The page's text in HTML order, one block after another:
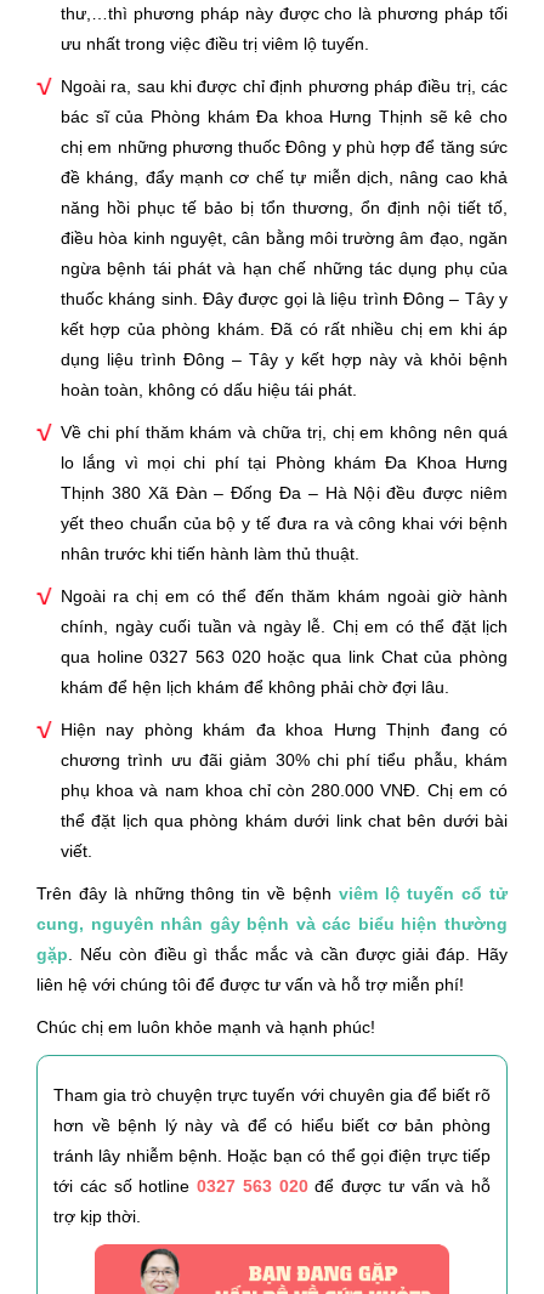
thư,…thì phương pháp này được cho là phương pháp tối
ưu nhất trong việc điều trị viêm lộ tuyến.
Ngoài ra, sau khi được chỉ định phương pháp điều trị, các
bác sĩ của Phòng khám Đa khoa Hưng Thịnh sẽ kê cho
chị em những phương thuốc Đông y phù hợp để tăng sức
đề kháng, đẩy mạnh cơ chế tự miễn dịch, nâng cao khả
năng hồi phục tế bảo bị tổn thương, ổn định nội tiết tố,
điều hòa kinh nguyệt, cân bằng môi trường âm đạo, ngăn
ngừa bệnh tái phát và hạn chế những tác dụng phụ của
thuốc kháng sinh. Đây được gọi là liệu trình Đông – Tây y
kết hợp của phòng khám. Đã có rất nhiều chị em khi áp
dụng liệu trình Đông – Tây y kết hợp này và khỏi bệnh
hoàn toàn, không có dấu hiệu tái phát.
Về chi phí thăm khám và chữa trị, chị em không nên quá
lo lắng vì mọi chi phí tại Phòng khám Đa Khoa Hưng
Thịnh 380 Xã Đàn – Đống Đa – Hà Nội đều được niêm
yết theo chuẩn của bộ y tế đưa ra và công khai với bệnh
nhân trước khi tiến hành làm thủ thuật.
Ngoài ra chị em có thể đến thăm khám ngoài giờ hành
chính, ngày cuối tuần và ngày lễ. Chị em có thể đặt lịch
qua holine 0327 563 020 hoặc qua link Chat của phòng
khám để hện lịch khám để không phải chờ đợi lâu.
Hiện nay phòng khám đa khoa Hưng Thịnh đang có
chương trình ưu đãi giảm 30% chi phí tiểu phẫu, khám
phụ khoa và nam khoa chỉ còn 280.000 VNĐ. Chị em có
thể đặt lịch qua phòng khám dưới link chat bên dưới bài
viết.
Trên đây là những thông tin về bệnh viêm lộ tuyến cổ tử
cung, nguyên nhân gây bệnh và các biểu hiện thường
gặp. Nếu còn điều gì thắc mắc và cần được giải đáp. Hãy
liên hệ với chúng tôi để được tư vấn và hỗ trợ miễn phí!
Chúc chị em luôn khỏe mạnh và hạnh phúc!
Tham gia trò chuyện trực tuyến với chuyên gia để biết rõ
hơn về bệnh lý này và để có hiểu biết cơ bản phòng
tránh lây nhiễm bệnh. Hoặc bạn có thể gọi điện trực tiếp
tới các số hotline 0327 563 020để được tư vấn và hỗ
trợ kịp thời.